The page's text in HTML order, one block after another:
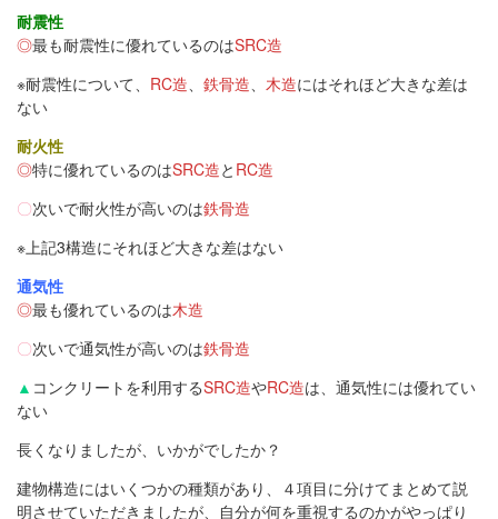
耐震性
◎最も耐震性に優れているのはSRC造
※耐震性について、 RC造、 鉄骨造、 木造にはそれほど大きな差は
ない
耐火性
◎特に優れているのはSRC造と RC造
〇次いで耐火性が高いのは鉄骨造
※上記3構造にそれほど大きな差はない
通気性
◎最も優れているのは木造
〇次いで通気性が高いのは鉄骨造
▲ コンクリートを利用するSRC造やRC造は、通気性には優れてい
ない
長くなりましたが、いかがでしたか？
建物構造にはいくつかの種類があり、４項目に分けてまとめて説
明させていただきましたが、自分が何を重視するのかがやっぱり